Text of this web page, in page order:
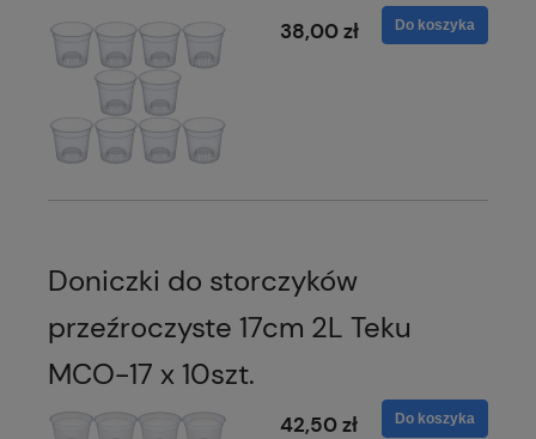
38,00 zł Do koszyka
Doniczki do storczyków
przeźroczyste 17cm 2L Teku
MCO-17 x 10szt.
42,50 zł Do koszyka